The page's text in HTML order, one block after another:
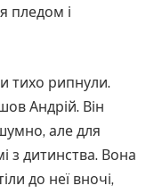
пледом і
тихо рипнули.
Андрій. Він
але для
з дитинства. Вона
до неї вночі,